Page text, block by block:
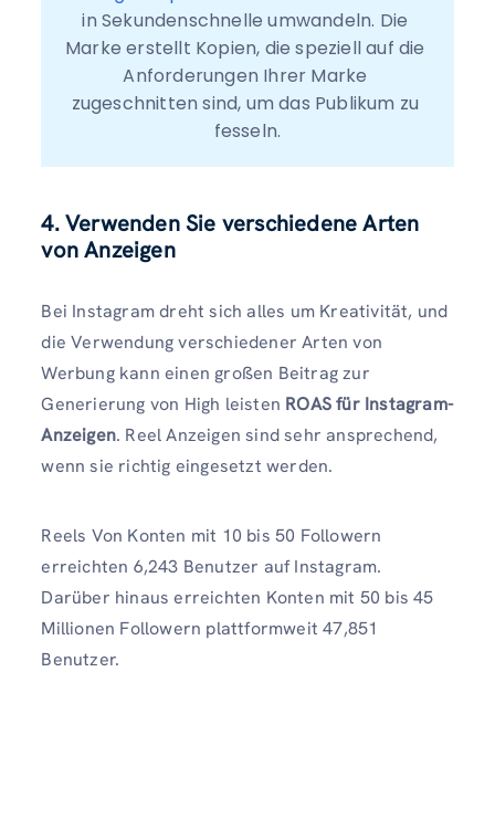
in Sekundenschnelle umwandeln. Die
Marke erstellt Kopien, die speziell auf die
Anforderungen Ihrer Marke
zugeschnitten sind, um das Publikum zu
fesseln.
4. Verwenden Sie verschiedene Arten
von Anzeigen
Bei Instagram dreht sich alles um Kreativität, und
die Verwendung verschiedener Arten von
Werbung kann einen großen Beitrag zur
Generierung von High leisten ROAS für Instagram-
Anzeigen. Reel Anzeigen sind sehr ansprechend,
wenn sie richtig eingesetzt werden.
Reels Von Konten mit 10 bis 50 Followern
erreichten 6,243 Benutzer auf Instagram.
Darüber hinaus erreichten Konten mit 50 bis 45
Millionen Followern plattformweit 47,851
Benutzer.